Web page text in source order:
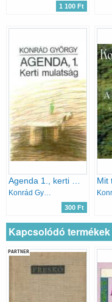
1 100 Ft
300 Ft
Kapcsolódó termékek
PARTNER